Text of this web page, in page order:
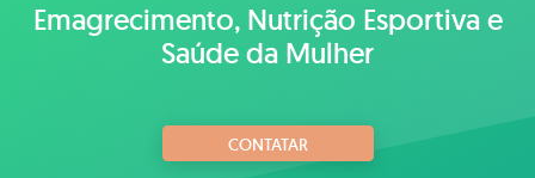
Emagrecimento, Nutrição Esportiva e
Saúde da Mulher
CONTATAR